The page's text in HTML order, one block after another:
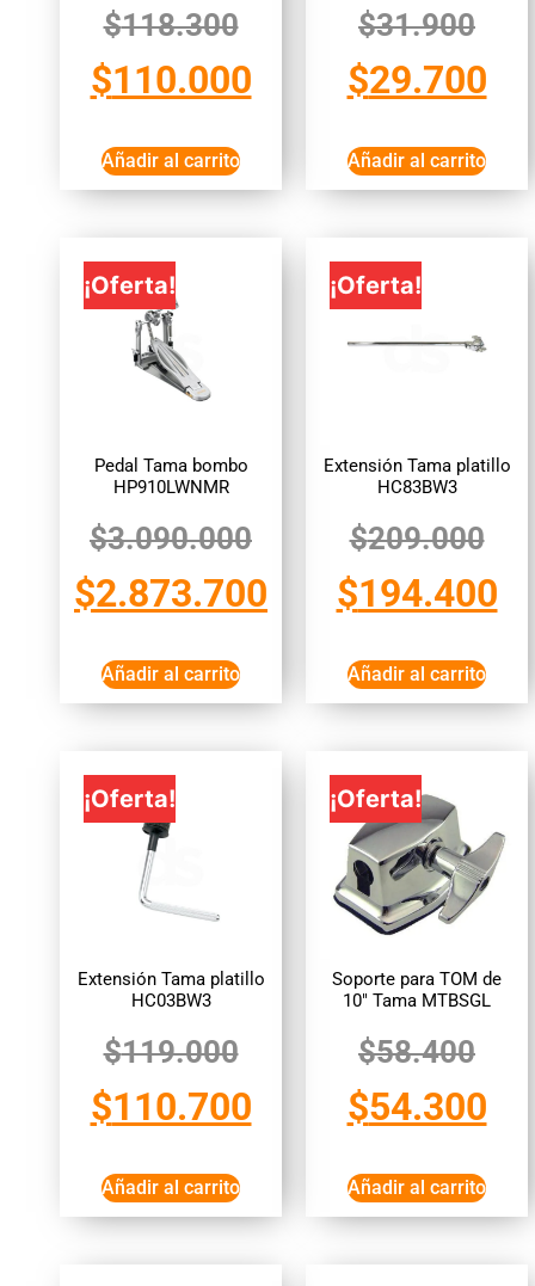
$118.300
$110.000
Añadir al carrito
$31.900
$29.700
Añadir al carrito
¡Oferta!
Pedal Tama bombo
HP910LWNMR
$3.090.000
$2.873.700
Añadir al carrito
¡Oferta!
Extensión Tama platillo
HC83BW3
$209.000
$194.400
Añadir al carrito
¡Oferta!
Extensión Tama platillo
HC03BW3
$119.000
$110.700
Añadir al carrito
¡Oferta!
Soporte para TOM de
10″ Tama MTBSGL
$58.400
$54.300
Añadir al carrito